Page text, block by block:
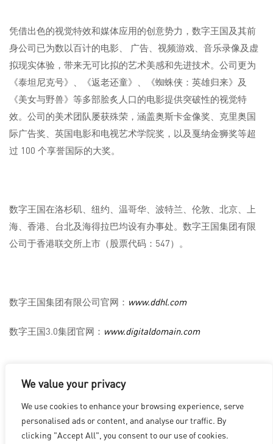
We value your privacy
We use cookies to enhance your browsing experience, serve
personalised ads or content, and analyse our traffic. By
clicking "Accept All", you consent to our use of cookies.
凭借出色的视觉特效和媒体应用的创意势力，数字王国及其前
身公司已为数以百计的电影、 广告、视频游戏、音乐录像及虚
拟现实体验，带来无可比拟的艺术美感和先进技术。公司更为
《泰坦尼克号》、《返老还童》、《蜘蛛侠：英雄归来》及
《美女与野兽》等多部脍炙人口的电影提供突破性的视觉特
效。公司的美术团队屡获殊荣，涵盖奥斯卡金像奖、克里奥国
际广告奖、英国电影和电视艺术学院奖，以及戛纳金狮奖等超
过 100 个享誉国际的大奖。
数字王国在洛杉矶、纽约、温哥华、波特兰、伦敦、北京、上
海、香港、台北及海得拉巴均设有办事处。数字王国集团有限
公司于香港联交所上市（股票代码：547）。
数字王国集团有限公司官网： www.ddhl.com
数字王国3.0集团官网： www.digitaldomain.com